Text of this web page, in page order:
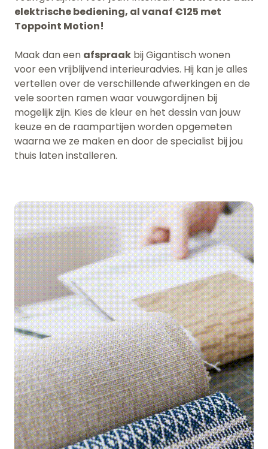
elektrische bediening, al vanaf €125 met
Toppoint Motion!
Maak dan een afspraak bij Gigantisch wonen
voor een vrijblijvend interieuradvies. Hij kan je alles
vertellen over de verschillende afwerkingen en de
vele soorten ramen waar vouwgordijnen bij
mogelijk zijn. Kies de kleur en het dessin van jouw
keuze en de raampartijen worden opgemeten
waarna we ze maken en door de specialist bij jou
thuis laten installeren.